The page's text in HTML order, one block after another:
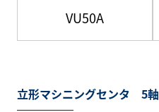
VU50A
立形マシニングセンタ 5軸